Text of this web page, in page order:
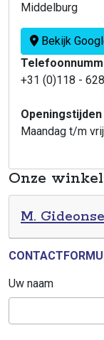
Middelburg
Bekijk
+31 (0)118 -
Openingstijden
Maandag t/m
Onze
M.
Uw naam